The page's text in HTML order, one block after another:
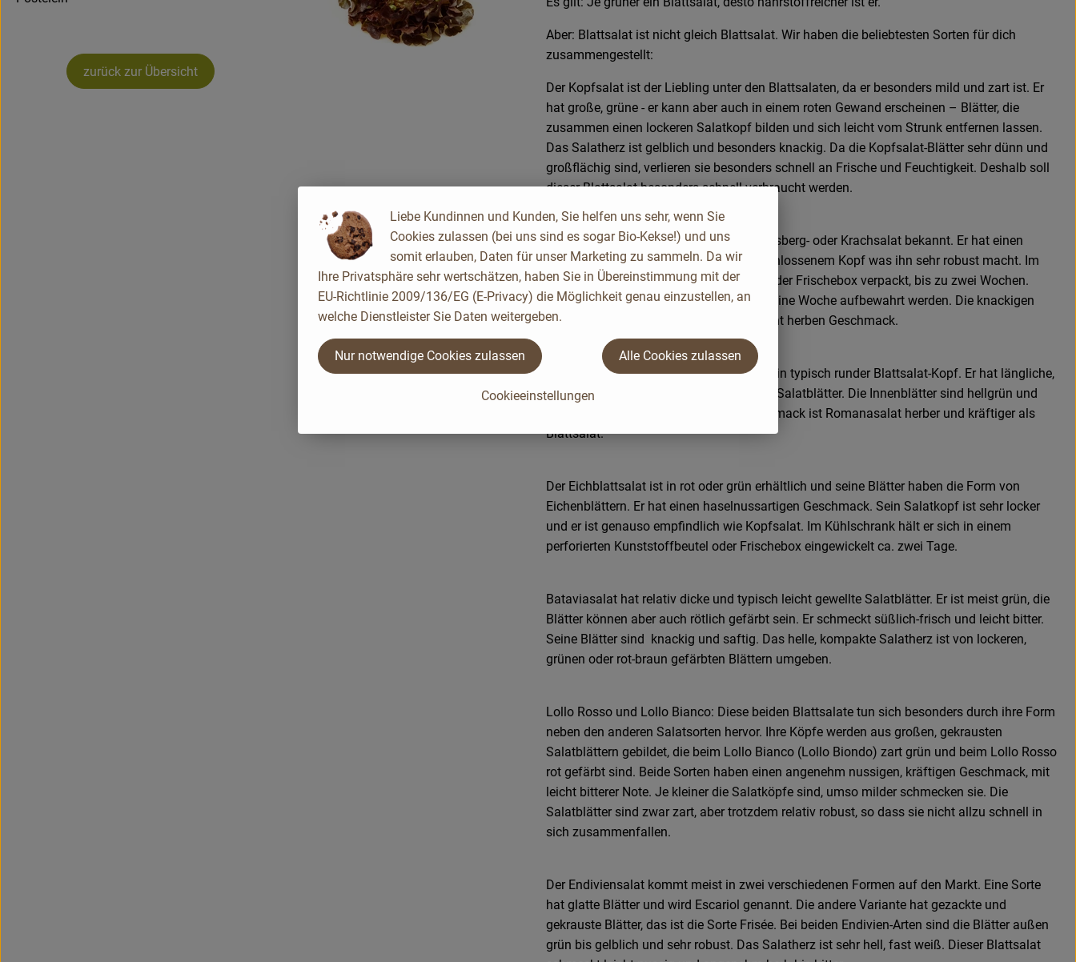
zurück zur Übersicht
Aber: Blattsalat ist nicht gleich Blattsalat. Wir haben die beliebtesten Sorten für dich
zusammengestellt:
Der Kopfsalat ist der Liebling unter den Blattsalaten, da er besonders mild und zart ist. Er
hat große, grüne - er kann aber auch in einem roten Gewand erscheinen – Blätter, die
zusammen einen lockeren Salatkopf bilden und sich leicht vom Strunk entfernen lassen.
Das Salatherz ist gelblich und besonders knackig. Da die Kopfsalat-Blätter sehr dünn und
großflächig sind, verlieren sie besonders schnell an Frische und Feuchtigkeit. Deshalb soll
dieser Blattsalat besonders schnell verbraucht werden.
Der Eissalat ist auch unter den Namen Eisberg- oder Krachsalat bekannt. Er hat einen
besonders runden, festen und dicht geschlossenem Kopf was ihn sehr robust macht. Im
Kühlschrank hält er als Ganzes in Folie oder Frischebox verpackt, bis zu zwei Wochen.
Aufgeschnitten sollte er nicht länger als eine Woche aufbewahrt werden. Die knackigen
Salatblätter haben einen herzhaften, leicht herben Geschmack.
Der Romana oder auch Römersalat ist kein typisch runder Blattsalat-Kopf. Er hat längliche,
stark gerippte, sehr robuste, dunkelgrüne Salatblätter. Die Innenblätter sind hellgrün und
zart mit gelblichen Blattrippen. Im Geschmack ist Romanasalat herber und kräftiger als
Blattsalat.
Der Eichblattsalat ist in rot oder grün erhältlich und seine Blätter haben die Form von
Eichenblättern. Er hat einen haselnussartigen Geschmack. Sein Salatkopf ist sehr locker
und er ist genauso empfindlich wie Kopfsalat. Im Kühlschrank hält er sich in einem
perforierten Kunststoffbeutel oder Frischebox eingewickelt ca. zwei Tage.
Bataviasalat hat relativ dicke und typisch leicht gewellte Salatblätter. Er ist meist grün, die
Blätter können aber auch rötlich gefärbt sein. Er schmeckt süßlich-frisch und leicht bitter.
Seine Blätter sind knackig und saftig. Das helle, kompakte Salatherz ist von lockeren,
grünen oder rot-braun gefärbten Blättern umgeben.
Lollo Rosso und Lollo Bianco: Diese beiden Blattsalate tun sich besonders durch ihre Form
neben den anderen Salatsorten hervor. Ihre Köpfe werden aus großen, gekrausten
Salatblättern gebildet, die beim Lollo Bianco (Lollo Biondo) zart grün und beim Lollo Rosso
rot gefärbt sind. Beide Sorten haben einen angenehm nussigen, kräftigen Geschmack, mit
leicht bitterer Note. Je kleiner die Salatköpfe sind, umso milder schmecken sie. Die
Salatblätter sind zwar zart, aber trotzdem relativ robust, so dass sie nicht allzu schnell in
sich zusammenfallen.
Der Endiviensalat kommt meist in zwei verschiedenen Formen auf den Markt. Eine Sorte
hat glatte Blätter und wird Escariol genannt. Die andere Variante hat gezackte und
gekrauste Blätter, das ist die Sorte Frisée. Bei beiden Endivien-Arten sind die Blätter außen
grün bis gelblich und sehr robust. Das Salatherz ist sehr hell, fast weiß. Dieser Blattsalat
Liebe Kundinnen und Kunden, Sie helfen uns sehr, wenn Sie
Cookies zulassen (bei uns sind es sogar Bio-Kekse!) und uns
somit erlauben, Daten für unser Marketing zu sammeln. Da wir
Ihre Privatsphäre sehr wertschätzen, haben Sie in Übereinstimmung mit der
EU-Richtlinie 2009/136/EG (E-Privacy) die Möglichkeit genau einzustellen, an
welche Dienstleister Sie Daten weitergeben.
Cookieeinstellungen
Nur notwendige Cookies zulassen Alle Cookies zulassen